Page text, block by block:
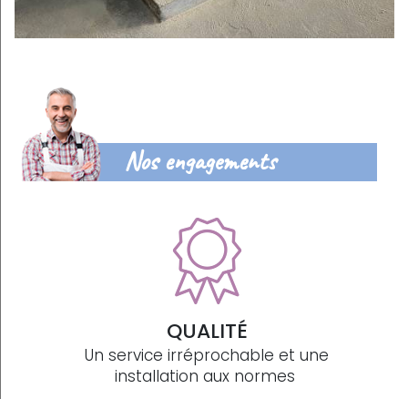
Nos engagements
QUALITÉ
Un service irréprochable et une
installation aux normes